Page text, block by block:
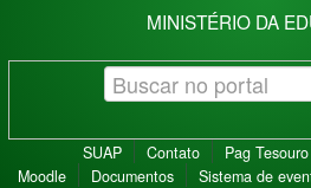
MINISTÉRIO DA
SUAP Contato Pag Tesouro
Moodle
Documentos Sistema de